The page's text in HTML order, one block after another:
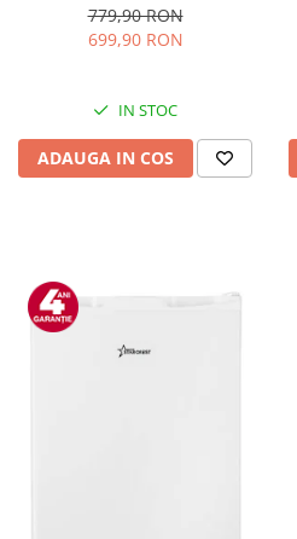
interioara, H 83 cm, Sticla
Neagra
779,90 RON
699,90 RON
IN STOC
ADAUGA IN COS